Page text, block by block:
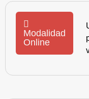
Modalidad
Online